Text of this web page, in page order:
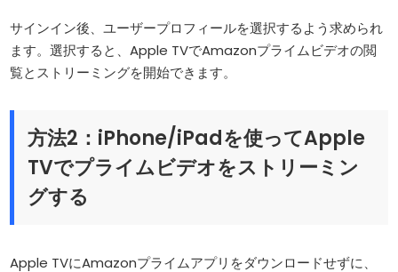
サインイン後、ユーザープロフィールを選択するよう求められ
ます。選択すると、Apple TVでAmazonプライムビデオの閲
覧とストリーミングを開始できます。
方法2：iPhone/iPadを使ってApple
TVでプライムビデオをストリーミン
グする
Apple TVにAmazonプライムアプリをダウンロードせずに、